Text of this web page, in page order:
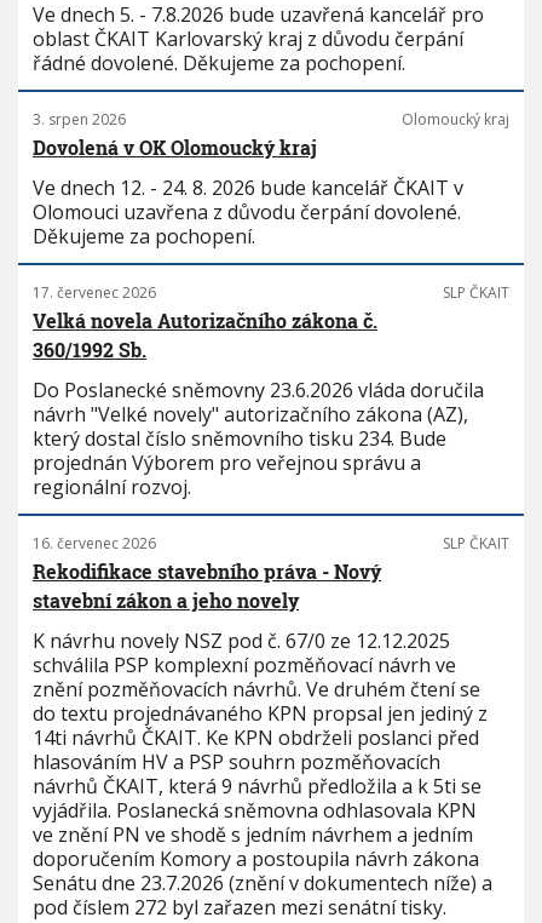
Ve dnech 5. - 7.8.2026 bude uzavřená kancelář pro
oblast ČKAIT Karlovarský kraj z důvodu čerpání
řádné dovolené. Děkujeme za pochopení.
3. srpen 2026 Olomoucký kraj
Dovolená v OK Olomoucký kraj
Ve dnech 12. - 24. 8. 2026 bude kancelář ČKAIT v
Olomouci uzavřena z důvodu čerpání dovolené.
Děkujeme za pochopení.
17. červenec 2026 SLP ČKAIT
Velká novela Autorizačního zákona č.
360/1992 Sb.
Do Poslanecké sněmovny 23.6.2026 vláda doručila
návrh "Velké novely" autorizačního zákona (AZ),
který dostal číslo sněmovního tisku 234. Bude
projednán Výborem pro veřejnou správu a
regionální rozvoj.
16. červenec 2026 SLP ČKAIT
Rekodifikace stavebního práva - Nový
stavební zákon a jeho novely
K návrhu novely NSZ pod č. 67/0 ze 12.12.2025
schválila PSP komplexní pozměňovací návrh ve
znění pozměňovacích návrhů. Ve druhém čtení se
do textu projednávaného KPN propsal jen jediný z
14ti návrhů ČKAIT. Ke KPN obdrželi poslanci před
hlasováním HV a PSP souhrn pozměňovacích
návrhů ČKAIT, která 9 návrhů předložila a k 5ti se
vyjádřila. Poslanecká sněmovna odhlasovala KPN
ve znění PN ve shodě s jedním návrhem a jedním
doporučením Komory a postoupila návrh zákona
Senátu dne 23.7.2026 (znění v dokumentech níže) a
pod číslem 272 byl zařazen mezi senátní tisky.